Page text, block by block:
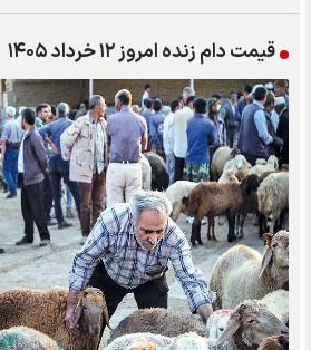
قیمت دام زنده امروز ۱۲ خرداد ۱۴۰۵